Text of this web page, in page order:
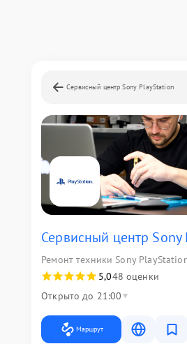
Сервисный центр Sony PlayStation
Сервисный центр
Ремонт техники Sony
5,048 оценки
Открыто до 21:00
Маршрут